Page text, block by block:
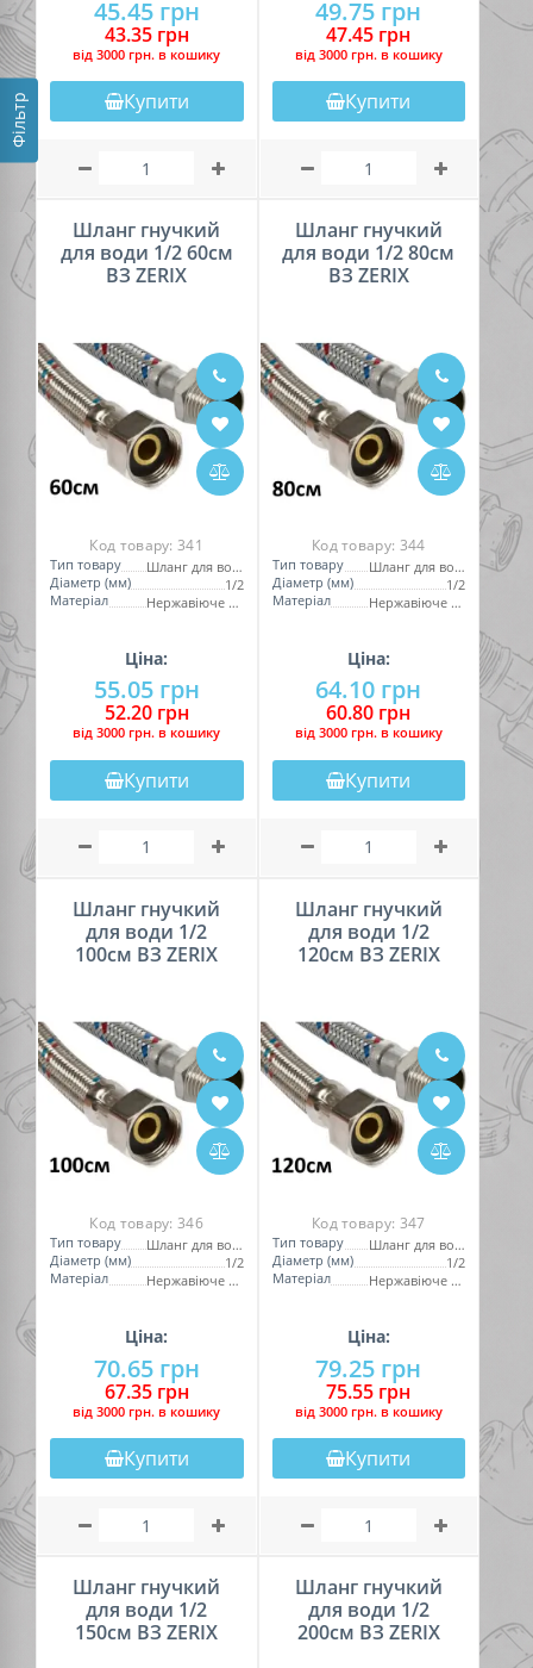
Фільтр
45.45 грн
43.35 грн
вiд 3000 грн. в кошику
Купити
49.75 грн
47.45 грн
вiд 3000 грн. в кошику
Купити
Шланг гнучкий
для води 1/2 60см
ВЗ ZERIX
Код товару:341
Тип товару
Шланг для води
Діаметр (мм)
1/2
Матеріал
Нержавіюче обплетення
Ціна:
55.05 грн
52.20 грн
вiд 3000 грн. в кошику
Купити
Шланг гнучкий
для води 1/2 80см
ВЗ ZERIX
Код товару: 344
Тип товару
Шланг для води
Діаметр (мм)
1/2
Матеріал
Нержавіюче обплетення
Ціна:
64.10 грн
60.80 грн
вiд 3000 грн. в кошику
Купити
Шланг гнучкий
для води 1/2
100см ВЗ ZERIX
Код товару:346
Тип товару
Шланг для води
Діаметр (мм)
1/2
Матеріал
Нержавіюче обплетення
Ціна:
70.65 грн
67.35 грн
вiд 3000 грн. в кошику
Купити
Шланг гнучкий
для води 1/2
120см ВЗ ZERIX
Код товару: 347
Тип товару
Шланг для води
Діаметр (мм)
1/2
Матеріал
Нержавіюче обплетення
Ціна:
79.25 грн
75.55 грн
вiд 3000 грн. в кошику
Купити
Шланг гнучкий
для води 1/2
150см ВЗ ZERIX
Шланг гнучкий
для води 1/2
200см ВЗ ZERIX